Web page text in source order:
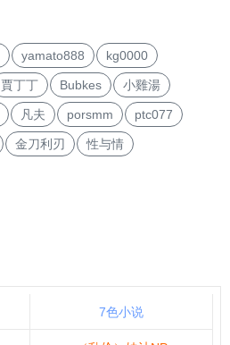
yamato888 kg0000
賈丁丁 Bubkes 小雞湯
凡夫 porsmm ptc077
金刀利刃 性与情
7色小说